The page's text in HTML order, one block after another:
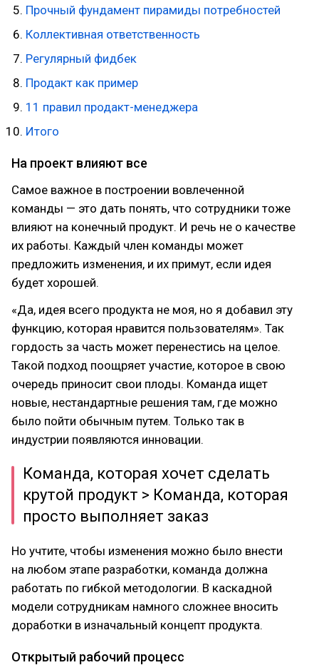
Прочный фундамент пирамиды потребностей
Коллективная ответственность
Регулярный фидбек
Продакт как пример
11 правил продакт-менеджера
Итого
На проект влияют все
Самое важное в построении вовлеченной
команды — это дать понять, что сотрудники тоже
влияют на конечный продукт. И речь не о качестве
их работы. Каждый член команды может
предложить изменения, и их примут, если идея
будет хорошей.
«Да, идея всего продукта не моя, но я добавил эту
функцию, которая нравится пользователям». Так
гордость за часть может перенестись на целое.
Такой подход поощряет участие, которое в свою
очередь приносит свои плоды. Команда ищет
новые, нестандартные решения там, где можно
было пойти обычным путем. Только так в
индустрии появляются инновации.
Команда, которая хочет сделать
крутой продукт > Команда, которая
просто выполняет заказ
Но учтите, чтобы изменения можно было внести
на любом этапе разработки, команда должна
работать по гибкой методологии. В каскадной
модели сотрудникам намного сложнее вносить
доработки в изначальный концепт продукта.
Открытый рабочий процесс